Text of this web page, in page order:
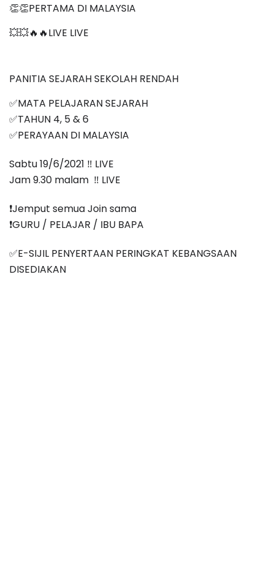
👏👏PERTAMA DI MALAYSIA
💥💥🔥🔥LIVE LIVE
PANITIA SEJARAH SEKOLAH RENDAH
✅MATA PELAJARAN SEJARAH
✅TAHUN 4, 5 & 6
✅PERAYAAN DI MALAYSIA
Sabtu 19/6/2021 ‼️ LIVE
Jam 9.30 malam  ‼️ LIVE
❗️Jemput semua Join sama
❗️GURU / PELAJAR / IBU BAPA
✅E-SIJIL PENYERTAAN PERINGKAT KEBANGSAAN
DISEDIAKAN